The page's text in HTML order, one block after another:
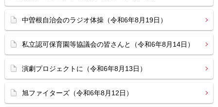
中曽根自治会のラジオ体操（令和6年8月19日）
私立認可保育園等協議会の皆さんと（令和6年8月14日）
演劇プロジェクトに（令和6年8月13日）
旭ファイターズ（令和6年8月12日）